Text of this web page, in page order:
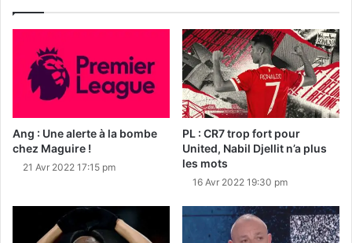
Ang : Une alerte à la bombe
chez Maguire !
21 Avr 2022 17:15 pm
PL : CR7 trop fort pour
United, Nabil Djellit n’a plus
les mots
16 Avr 2022 19:30 pm